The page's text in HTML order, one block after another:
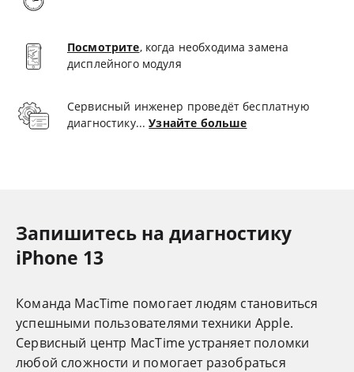
Посмотрите, когда необходима замена
дисплейного модуля
Сервисный инженер проведёт бесплатную
диагностику...Узнайте больше
Запишитесь на диагностику
iPhone 13
Команда MacTime помогает людям становиться
успешными пользователями техники Apple.
Cервисный центр MacTime устраняет поломки
любой сложности и помогает разобраться